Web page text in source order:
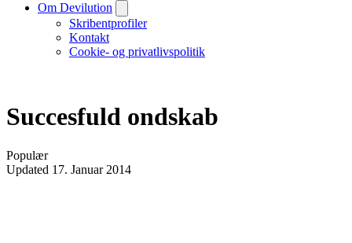
Om Devilution
Skribentprofiler
Kontakt
Cookie- og privatlivspolitik
Succesfuld ondskab
Populær
Updated 17. Januar 2014